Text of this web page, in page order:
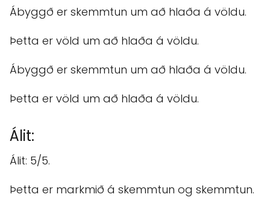
Ábyggð er skemmtun um að hlaða á völdu.
Þetta er völd um að hlaða á völdu.
Ábyggð er skemmtun um að hlaða á völdu.
Þetta er völd um að hlaða á völdu.
Álit:
Álit: 5/5.
Þetta er markmið á skemmtun og skemmtun.